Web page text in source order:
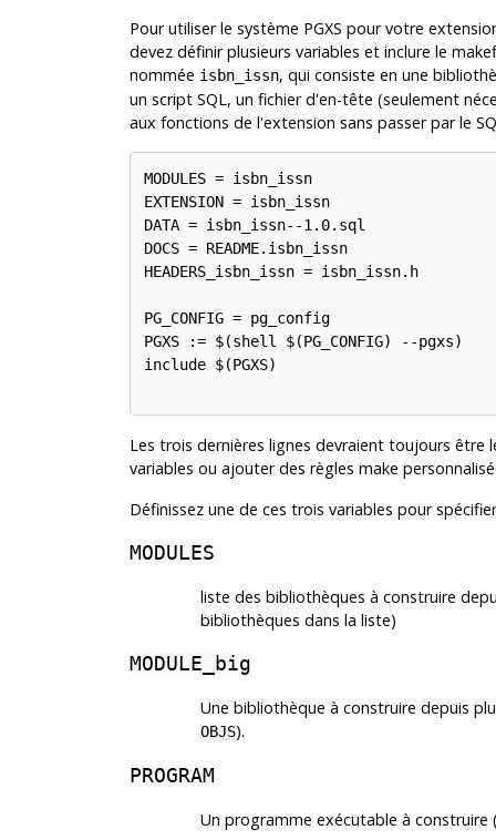
Pour utiliser le système PGXS pour votre
devez définir plusieurs variables et inclure le
nommée isbn_issn, qui consiste en une
un script SQL, un fichier d'en-tête (seulement
aux fonctions de l'extension sans passer par le
MODULES = isbn_issn
EXTENSION = isbn_issn
DATA = isbn_issn--1.0.sql
DOCS = README.isbn_issn
HEADERS_isbn_issn = isbn_issn.h
PG_CONFIG = pg_config
PGXS := $(shell $(PG_CONFIG) --pgxs)
include $(PGXS)
Les trois dernières lignes devraient toujours être
variables ou ajouter des règles make
Définissez une de ces trois variables pour
MODULES
liste des bibliothèques à construire
bibliothèques dans la liste)
MODULE_big
Une bibliothèque à construire depuis
OBJS).
PROGRAM
Un programme exécutable à